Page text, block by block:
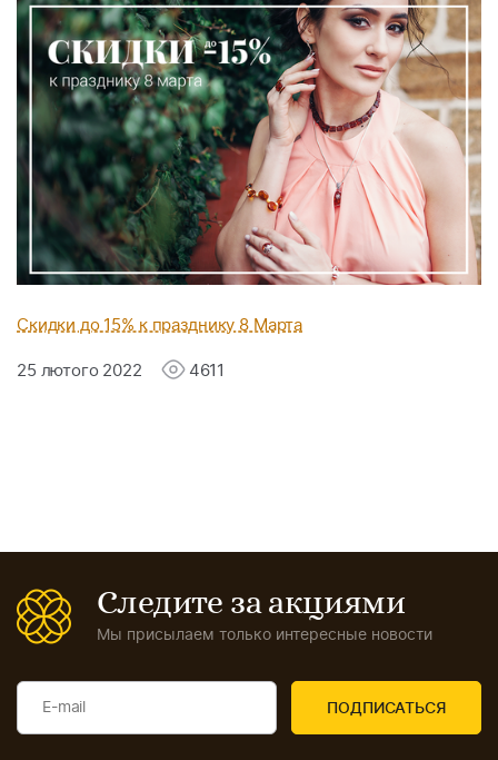
Скидки до 15% к празднику 8 Марта
25 лютого 2022 4611
Следите за акциями
Мы присылаем только интересные новости